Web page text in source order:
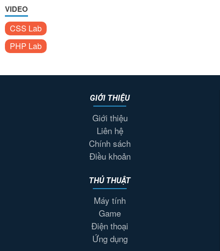
VIDEO
CSS Lab
PHP Lab
GIỚI THIỆU
Giới thiệu
Liên hệ
Chính sách
Điều khoản
THỦ THUẬT
Máy tính
Game
Điện thoại
Ứng dụng